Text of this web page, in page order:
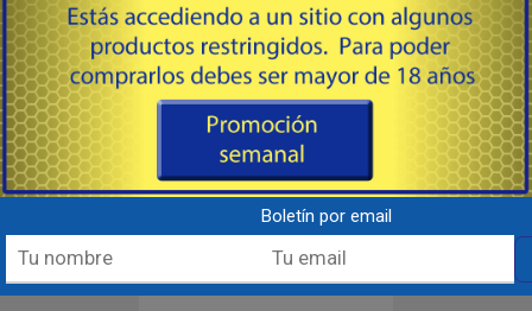
BULBO DE REMPLAZO
Boletín por email